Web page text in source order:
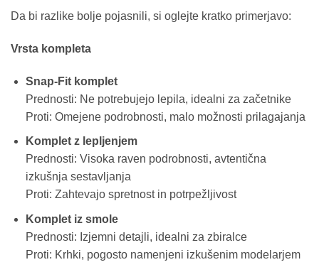
Da bi razlike bolje pojasnili, si oglejte kratko primerjavo:
Vrsta kompleta
Snap-Fit komplet
Prednosti: Ne potrebujejo lepila, idealni za začetnike
Proti: Omejene podrobnosti, malo možnosti prilagajanja
Komplet z lepljenjem
Prednosti: Visoka raven podrobnosti, avtentična
izkušnja sestavljanja
Proti: Zahtevajo spretnost in potrpežljivost
Komplet iz smole
Prednosti: Izjemni detajli, idealni za zbiralce
Proti: Krhki, pogosto namenjeni izkušenim modelarjem